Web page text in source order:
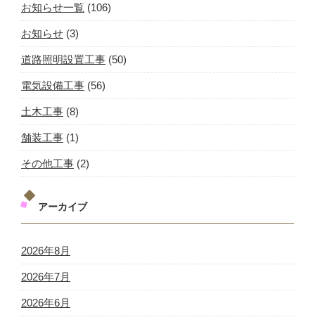
お知らせ一覧 (106)
お知らせ (3)
道路照明設置工事 (50)
電気設備工事 (56)
土木工事 (8)
舗装工事 (1)
その他工事 (2)
アーカイブ
2026年8月
2026年7月
2026年6月